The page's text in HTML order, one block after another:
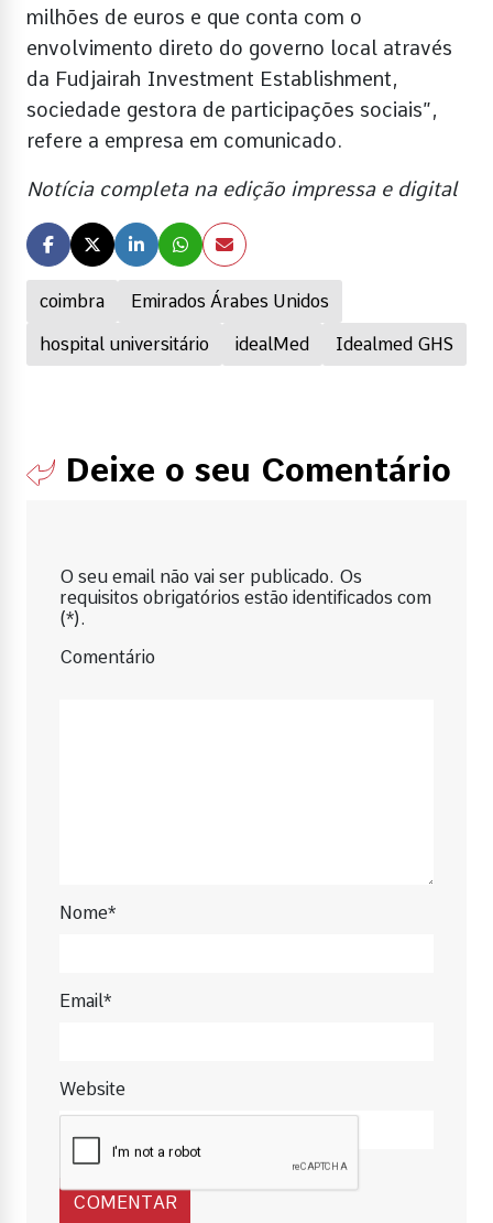
coimbra Emirados Árabes Unidos
hospital universitário idealMed Idealmed GHS
milhões de euros e que conta com o
envolvimento direto do governo local através
da Fudjairah Investment Establishment,
sociedade gestora de participações sociais”,
refere a empresa em comunicado.
Notícia completa na edição impressa e digital
Deixe o seu Comentário
O seu email não vai ser publicado. Os
requisitos obrigatórios estão identificados com
(*).
Comentário
Nome*
Email*
Website